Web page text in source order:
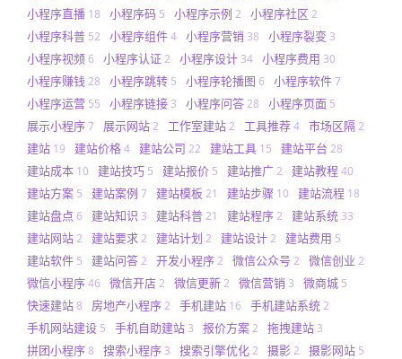
小程序直播 18 小程序码 5 小程序示例 2 小程序社区 2
小程序科普 52 小程序组件4 小程序营销 38 小程序裂变 3
小程序视频6 小程序认证2 小程序设计 34 小程序费用 30
小程序赚钱28 小程序跳转 5 小程序轮播图 6 小程序软件7
小程序运营 55 小程序链接 3 小程序问答28 小程序页面 5
展示小程序7 展示网站2 工作室建站2 工具推荐4 市场区隔2
建站 19 建站价格4 建站公司 22 建站工具 15 建站平台 28
建站成本 10 建站技巧 5 建站报价 5 建站推广2 建站教程40
建站方案 5 建站案例 7 建站模板 21 建站步骤 10 建站流程 18
建站盘点 6 建站知识 3 建站科普21 建站程序2 建站系统 33
建站网站2 建站要求2 建站计划 2 建站设计2 建站费用 5
建站软件 5 建站问答2 开发小程序2 微信公众号 2 微信创业 2
微信小程序46 微信开店2 微信更新2 微信营销 3 微商城 5
快速建站8 房地产小程序2 手机建站 16 手机建站系统2
手机网站建设 5 手机自助建站 3 报价方案2 拖拽建站 3
拼团小程序8 搜索小程序 3 搜索引擎优化2 摄影2 摄影网站 5